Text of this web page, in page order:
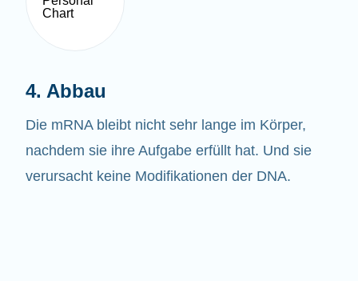
4. Abbau
Die mRNA bleibt nicht sehr lange im Körper,
nachdem sie ihre Aufgabe erfüllt hat. Und sie
verursacht keine Modifikationen der DNA.